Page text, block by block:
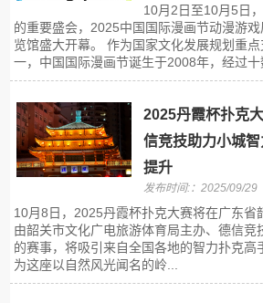
10月2日至10月5日
的重要盛会，2025中国国际漫画节动漫游
览馆盛大开幕。 作为国家文化发展规划重
一，中国国际漫画节诞生于2008年，经过十
2025丹霞杯扑克
信竞技助力小城
提升
发布时间:：2025/09/29
10月8日，2025丹霞杯扑克大赛将在广东省
由韶关市文化广电旅游体育局主办、德信竞
的赛事，将吸引来自全国各地的智力扑克高
为这座以自然风光闻名的岭...